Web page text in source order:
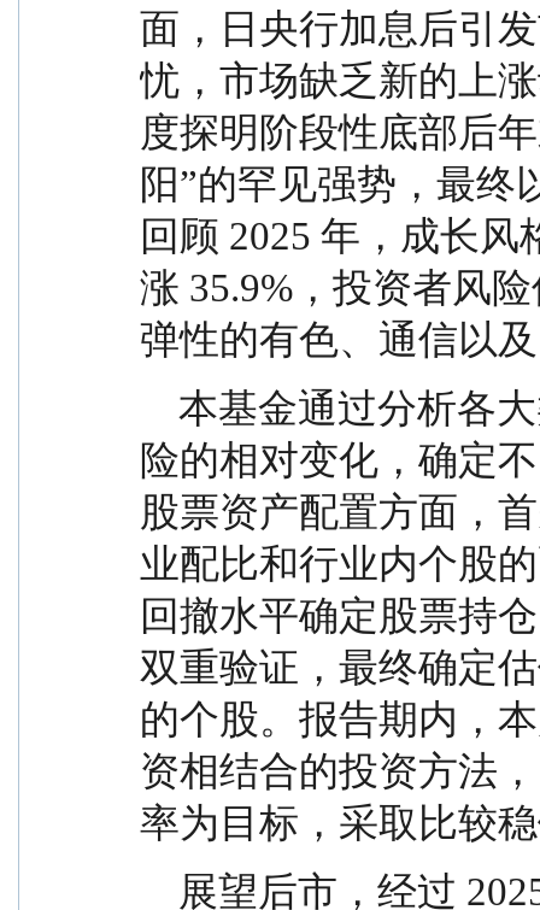
面，日央行加息后引
忧，市场缺乏新的上
度探明阶段性底部后
阳”的罕见强势，最终
回顾 2025 年，成长
涨 35.9%，投资者风
弹性的有色、通信以
险的相对变化，确定
股票资产配置方面，
业配比和行业内个股
回撤水平确定股票持
双重验证，最终确定
的个股。报告期内，
资相结合的投资方法
率为目标，采取比较